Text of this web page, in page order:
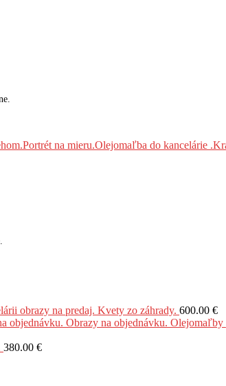
obrazy na predaj. Kvety zo záhrady. 600.00 €
380.00 €